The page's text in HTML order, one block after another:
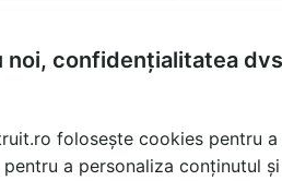
OFERTA" pentru a
a vizualiza locatiile, accesati
noi, confidențialitatea
folosește cookies pentru
a personaliza conținutul